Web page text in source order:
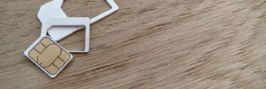
межі", але якість зв'язку деградувала: чи варто
скаржитись на ціни
Чому ціни на мобільний зв'язок зросли у кілька разів і як
поліпшити якість інтернету на телефоні
2 часа назад 8,6 т.